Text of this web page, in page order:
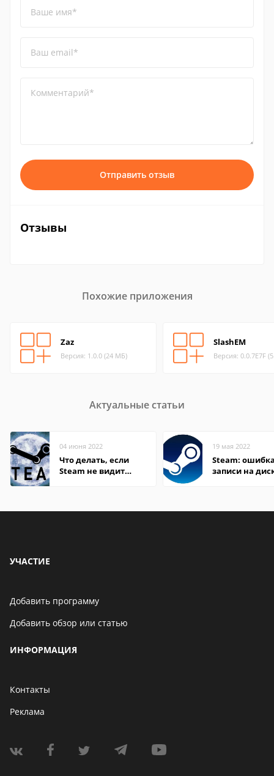
Ваше имя*
Ваш email*
Комментарий*
Отправить отзыв
Отзывы
Похожие приложения
Zaz
Версия: 1.0.0 (24 МБ)
SlashEM
Версия: 0.0.7E7F
Актуальные статьи
04 июня 2022
Что делать, если
Steam не видит
19 мая 2022
Steam:
записи на
УЧАСТИЕ
Добавить программу
Добавить обзор или статью
ИНФОРМАЦИЯ
Контакты
Реклама